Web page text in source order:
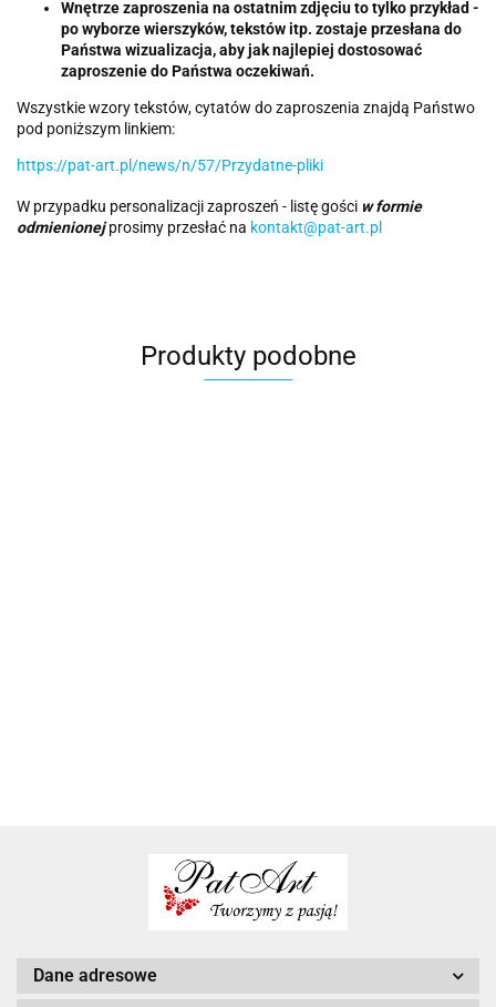
Wnętrze zaproszenia na ostatnim zdjęciu to tylko przykład -
po wyborze wierszyków, tekstów itp. zostaje przesłana do
Państwa wizualizacja, aby jak najlepiej dostosować
zaproszenie do Państwa oczekiwań.
Wszystkie wzory tekstów, cytatów do zaproszenia znajdą Państwo
pod poniższym linkiem:
https://pat-art.pl/news/n/57/Przydatne-pliki
W przypadku personalizacji zaproszeń - listę gości w formie
odmienionejprosimy przesłać na kontakt@pat-art.pl
Produkty podobne
Dane adresowe